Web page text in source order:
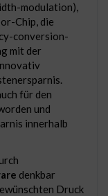
modulation),
Chip, die
conversion-
mit der
für den
und
innerhalb
denkbar
Druck